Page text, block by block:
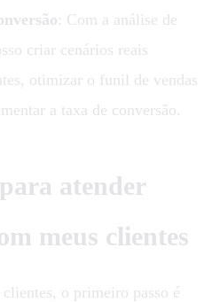
: Com a análise de
criar cenários reais
otimizar o funil de vendas
a taxa de conversão.
atender
meus clientes
o primeiro passo é